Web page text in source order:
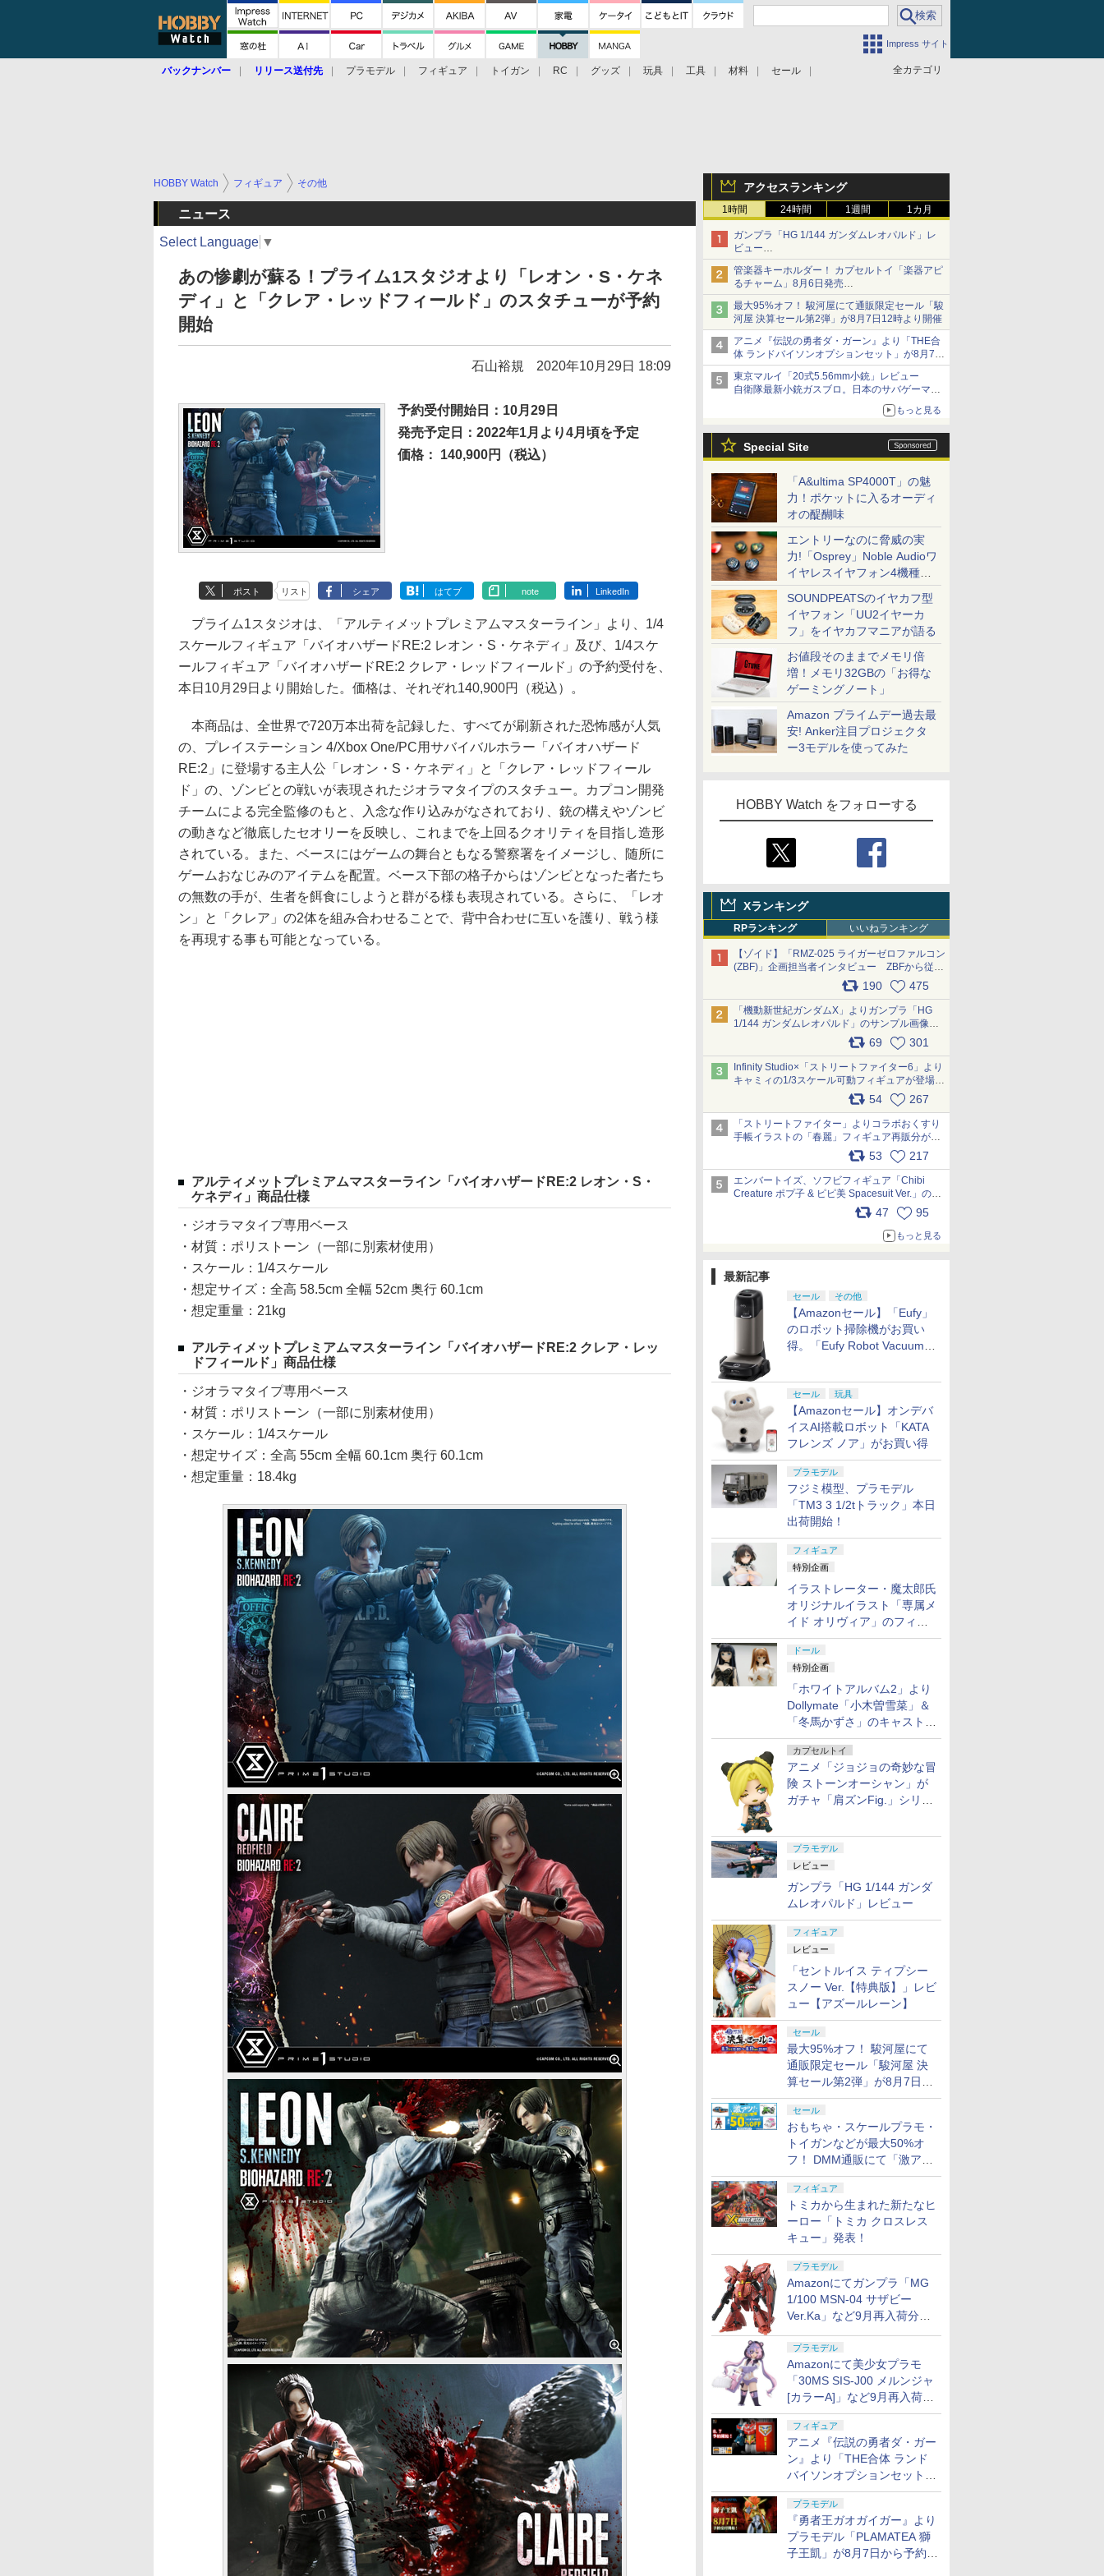
Impress サイト
全カテゴリ
バックナンバー リリース送付先 プラモデル フィギュア トイガン RC グッズ 玩具 工具 材料 セール
アクセスランキング
1時間 24時間 1週間 1カ月
ガンプラ「HG 1/144 ガンダムレオパルド」レ
ビュー
『機動新世紀ガンダムX』30周年！インナーア
ームガトリングの変形機構まで再現し最新フォ
ーマットでキット化！
管楽器キーホルダー！ カプセルトイ「楽器アピ
るチャーム」8月6日発売
チューバ、テナサクなど5種各3色
最大95%オフ！ 駿河屋にて通販限定セール「駿
河屋 決算セール第2弾」が8月7日12時より開催
アニメ『伝説の勇者ダ・ガーン』より「THE合
体 ランドバイソンオプションセット」が8月7日
から予約受付開始！
東京マルイ「20式5.56mm小銃」レビュー
自衛隊最新小銃ガスブロ。日本のサバゲーマー
もっと見る
Special Site
「A&ultima SP4000T」の魅
力！ポケットに入るオーディ
オの醍醐味
エントリーなのに脅威の実
力!「Osprey」Noble Audioワ
イヤレスイヤフォン4機種を
一気に聴く
SOUNDPEATSのイヤカフ型
イヤフォン「UU2イヤーカ
フ」をイヤカフマニアが語る
お値段そのままでメモリ倍
増！メモリ32GBの「お得な
ゲーミングノート」
Amazon プライムデー過去最
安! Anker注目プロジェクタ
ー3モデルを使ってみた
HOBBY Watch をフォローする
Xランキング
RPランキング いいねランキング
【ゾイド】「RMZ-025 ライガーゼロファルコン
(ZBF)」企画担当者インタビュー ZBFから従来
デザインまで再現可能なボリューム満点のキッ
ト pic.x.com/6zOqQAQKkX
190 475
「機動新世紀ガンダムX」よりガンプラ「HG
1/144 ガンダムレオパルド」のサンプル画像が
69 301
Infinity Studio×「ストリートファイター6」より
キャミィの1/3スケール可動フィギュアが登場
54 267
「ストリートファイター」よりコラボおくすり
手帳イラストの「春麗」フィギュア再販分が本
日出荷開始 pic.x.com/toUc1MHr41
53 217
エンバートイズ、ソフビフィギュア「Chibi
Creature ポプ子 & ピピ美 Spacesuit Ver.」の発
売中止を発表 pic.x.com/Ri45iFeYjn
47 95
もっと見る
最新記事
セール その他
【Amazonセール】「Eufy」
のロボット掃除機がお買い
得。「Eufy Robot Vacuum
セール 玩具
【Amazonセール】オンデバ
イスAI搭載ロボット「KATA
フレンズ ノア」がお買い得
プラモデル
フジミ模型、プラモデル
「TM3 3 1/2tトラック」本日
出荷開始！
フィギュア
特別企画
イラストレーター・魔太郎氏
オリジナルイラスト「専属メ
イド オリヴィア」のフィギ
ュア彩色原型が東京フィギュ
アギャラリーにて展示中
ドール
特別企画
「ホワイトアルバム2」より
Dollymate「小木曽雪菜」＆
「冬馬かずさ」のキャストド
ール実物見本が東京フィギュ
アギャラリーにて展示中
カプセルトイ
アニメ「ジョジョの奇妙な冒
険 ストーンオーシャン」が
ガチャ「肩ズンFig.」シリー
プラモデル
レビュー
ガンプラ「HG 1/144 ガンダ
ムレオパルド」レビュー
フィギュア
レビュー
「セントルイス ティプシー
スノー Ver.【特典版】」レビ
ュー【アズールレーン】
セール
最大95%オフ！ 駿河屋にて
通販限定セール「駿河屋 決
算セール第2弾」が8月7日12
時より開催
セール
おもちゃ・スケールプラモ・
トイガンなどが最大50%オ
フ！ DMM通販にて「激ア
ツ！おもちゃ・ホビー夏セー
ル」が開催
フィギュア
トミカから生まれた新たなヒ
ーロー「トミカ クロスレス
キュー」発表！
プラモデル
Amazonにてガンプラ「MG
1/100 MSN-04 サザビー
Ver.Ka」など9月再入荷分が
プラモデル
Amazonにて美少女プラモ
「30MS SIS-J00 メルンジャ
[カラーA]」など9月再入荷分
が販売再開！
フィギュア
アニメ『伝説の勇者ダ・ガー
ン』より「THE合体 ランド
バイソンオプションセット」
が8月7日から予約受付開始！
プラモデル
『勇者王ガオガイガー』より
プラモデル「PLAMATEA 獅
子王凱」が8月7日から予約受
HOBBY Watch フィギュア その他
ニュース
Select Language ▼
あの惨劇が蘇る！プライム1スタジオより「レオン・S・ケネ
ディ」と「クレア・レッドフィールド」のスタチューが予約
開始
石山裕規 2020年10月29日 18:09
予約受付開始日：10月29日
発売予定日：2022年1月より4月頃を予定
価格： 140,900円（税込）
ポスト リスト シェア はてブ note LinkedIn
プライム1スタジオは、「アルティメットプレミアムマスターライン」より、1/4
スケールフィギュア「バイオハザードRE:2 レオン・S・ケネディ」及び、1/4スケ
ールフィギュア「バイオハザードRE:2 クレア・レッドフィールド」の予約受付を、
本日10月29日より開始した。価格は、それぞれ140,900円（税込）。
本商品は、全世界で720万本出荷を記録した、すべてが刷新された恐怖感が人気
の、プレイステーション 4/Xbox One/PC用サバイバルホラー「バイオハザード
RE:2」に登場する主人公「レオン・S・ケネディ」と「クレア・レッドフィール
ド」の、ゾンビとの戦いが表現されたジオラマタイプのスタチュー。カプコン開発
チームによる完全監修のもと、入念な作り込みがなされており、銃の構えやゾンビ
の動きなど徹底したセオリーを反映し、これまでを上回るクオリティを目指し造形
されている。また、ベースにはゲームの舞台ともなる警察署をイメージし、随所に
ゲームおなじみのアイテムを配置。ベース下部の格子からはゾンビとなった者たち
の無数の手が、生者を餌食にしようと群がる様も表現されている。さらに、「レオ
ン」と「クレア」の2体を組み合わせることで、背中合わせに互いを護り、戦う様
を再現する事も可能となっている。
アルティメットプレミアムマスターライン「バイオハザードRE:2 レオン・S・
ケネディ」商品仕様
・ジオラマタイプ専用ベース
・材質：ポリストーン（一部に別素材使用）
・スケール：1/4スケール
・想定サイズ：全高 58.5cm 全幅 52cm 奥行 60.1cm
・想定重量：21kg
アルティメットプレミアムマスターライン「バイオハザードRE:2 クレア・レッ
ドフィールド」商品仕様
・ジオラマタイプ専用ベース
・材質：ポリストーン（一部に別素材使用）
・スケール：1/4スケール
・想定サイズ：全高 55cm 全幅 60.1cm 奥行 60.1cm
・想定重量：18.4kg